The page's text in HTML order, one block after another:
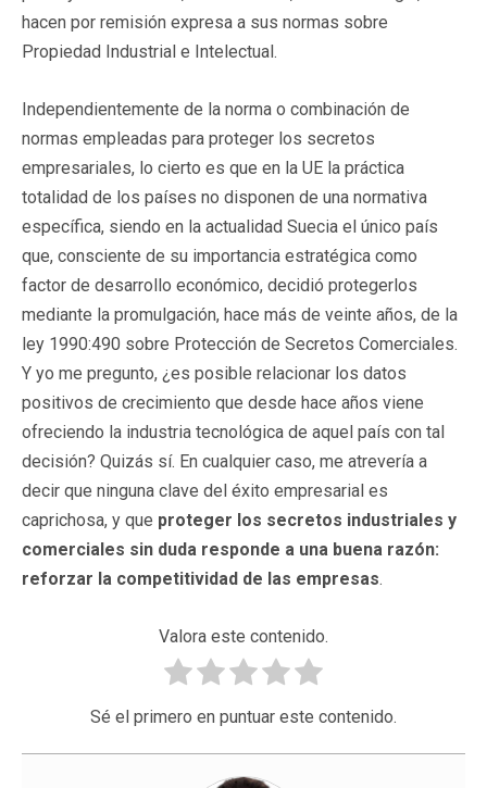
hacen por remisión expresa a sus normas sobre
Propiedad Industrial e Intelectual.
Independientemente de la norma o combinación de
normas empleadas para proteger los secretos
empresariales, lo cierto es que en la UE la práctica
totalidad de los países no disponen de una normativa
específica, siendo en la actualidad Suecia el único país
que, consciente de su importancia estratégica como
factor de desarrollo económico, decidió protegerlos
mediante la promulgación, hace más de veinte años, de la
ley 1990:490 sobre Protección de Secretos Comerciales.
Y yo me pregunto, ¿es posible relacionar los datos
positivos de crecimiento que desde hace años viene
ofreciendo la industria tecnológica de aquel país con tal
decisión? Quizás sí. En cualquier caso, me atrevería a
decir que ninguna clave del éxito empresarial es
caprichosa, y que proteger los secretos industriales y
comerciales sin duda responde a una buena razón:
reforzar la competitividad de las empresas.
Valora este contenido.
Sé el primero en puntuar este contenido.